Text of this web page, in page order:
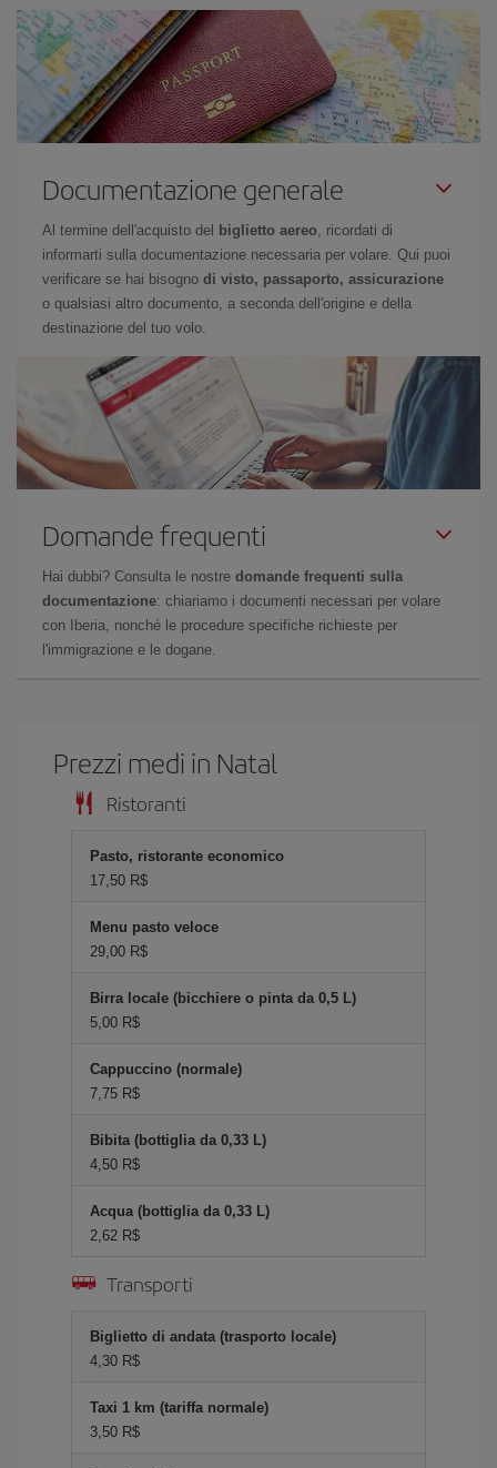
Documentazione generale
Al termine dell'acquisto del biglietto aereo , ricordati di
informarti sulla documentazione necessaria per volare. Qui puoi
verificare se hai bisogno di visto, passaporto, assicurazione
o qualsiasi altro documento, a seconda dell'origine e della
destinazione del tuo volo.
Domande frequenti
Hai dubbi? Consulta le nostre domande frequenti sulla
documentazione: chiariamo i documenti necessari per volare
con Iberia, nonché le procedure specifiche richieste per
l'immigrazione e le dogane.
Prezzi medi in Natal
Ristoranti
Pasto, ristorante economico
17,50 R$
Menu pasto veloce
29,00 R$
Birra locale (bicchiere o pinta da 0,5 L)
5,00 R$
Cappuccino (normale)
7,75 R$
Bibita (bottiglia da 0,33 L)
4,50 R$
Acqua (bottiglia da 0,33 L)
2,62 R$
Transporti
Biglietto di andata (trasporto locale)
4,30 R$
Taxi 1 km (tariffa normale)
3,50 R$